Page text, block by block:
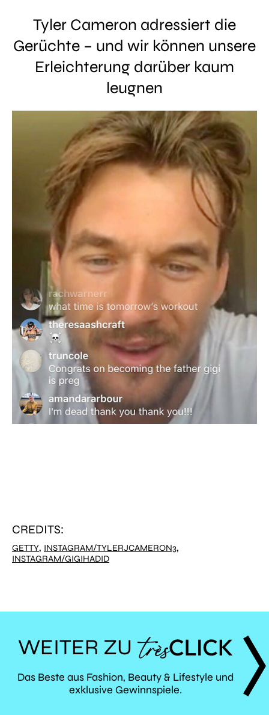
Tyler Cameron adressiert die
Gerüchte – und wir können unsere
Erleichterung darüber kaum
leugnen
CREDITS:
GETTY, INSTAGRAM/TYLERJCAMERON3,
INSTAGRAM/GIGIHADID
WEITER ZU
TRÈS
Das Beste aus Fashion, Beauty & Lifestyle und
exklusive Gewinnspiele.